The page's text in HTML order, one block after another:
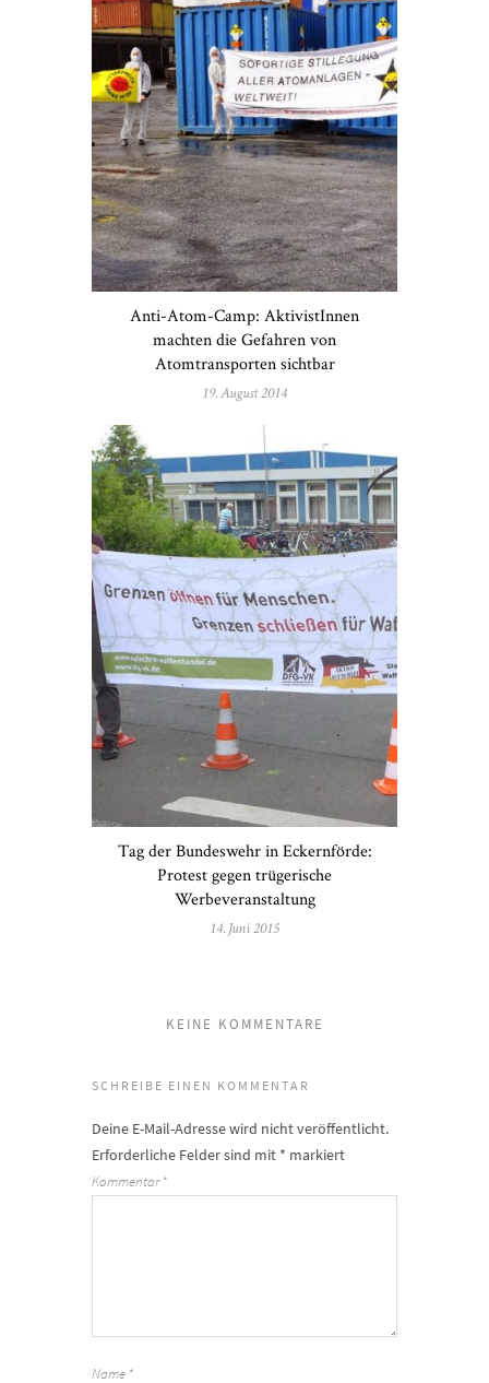
Anti-Atom-Camp: AktivistInnen
machten die Gefahren von
Atomtransporten sichtbar
19. August 2014
Tag der Bundeswehr in Eckernförde:
Protest gegen trügerische
Werbeveranstaltung
14. Juni 2015
KEINE KOMMENTARE
SCHREIBE EINEN KOMMENTAR
Deine E-Mail-Adresse wird nicht veröffentlicht.
Erforderliche Felder sind mit * markiert
Kommentar*
Name *